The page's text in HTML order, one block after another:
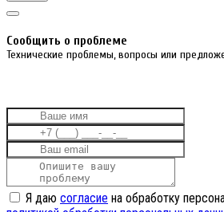
Cообщить о проблеме
Технические проблемы, вопросы или
Я даю согласие на обработку